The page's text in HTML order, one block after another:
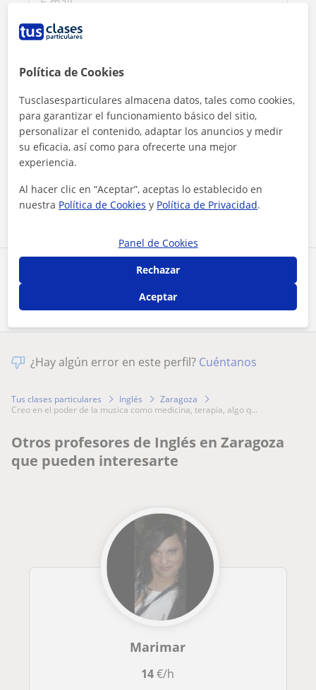
Comparte a este profesor
Al hacer clic, aceptas nuestro
Contactar ahora
¿Hay algún error en este perfil? Cuéntanos
Tus clases particulares Inglés
Zaragoza
creo en el poder de la musica como medicina, terapia, algo q...
Otros profesores de Inglés en Zaragoza
que pueden interesarte
Marimar
14€/h
Política de Cookies
Tusclasesparticulares almacena datos, tales como cookies,
para garantizar el funcionamiento básico del sitio,
personalizar el contenido, adaptar los anuncios y medir
su eficacia, así como para ofrecerte una mejor
experiencia.
Al hacer clic en “Aceptar”, aceptas lo establecido en
nuestra Política de Cookies y Política de Privacidad.
Panel de Cookies
Rechazar
Aceptar